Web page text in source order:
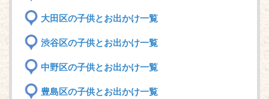
大田区の子供とお出かけ一覧
渋谷区の子供とお出かけ一覧
中野区の子供とお出かけ一覧
豊島区の子供とお出かけ一覧